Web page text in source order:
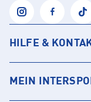
HILFE &
MEIN